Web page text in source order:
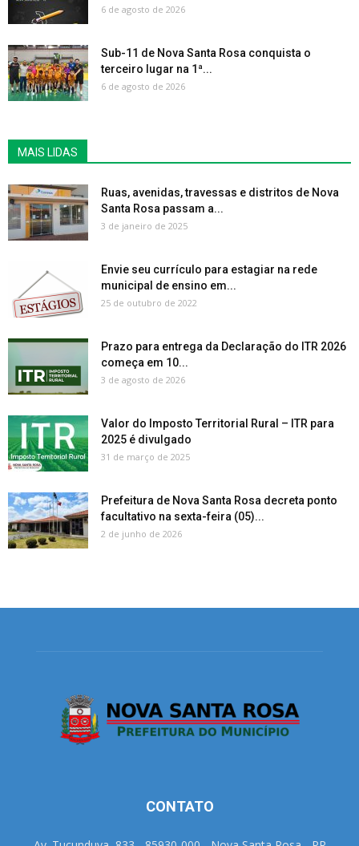
6 de agosto de 2026
Sub-11 de Nova Santa Rosa conquista o
terceiro lugar na 1ª...
6 de agosto de 2026
MAIS LIDAS
Ruas, avenidas, travessas e distritos de Nova
Santa Rosa passam a...
3 de janeiro de 2025
Envie seu currículo para estagiar na rede
municipal de ensino em...
25 de outubro de 2022
Prazo para entrega da Declaração do ITR 2026
começa em 10...
3 de agosto de 2026
Valor do Imposto Territorial Rural – ITR para
2025 é divulgado
31 de março de 2025
Prefeitura de Nova Santa Rosa decreta ponto
facultativo na sexta-feira (05)...
2 de junho de 2026
CONTATO